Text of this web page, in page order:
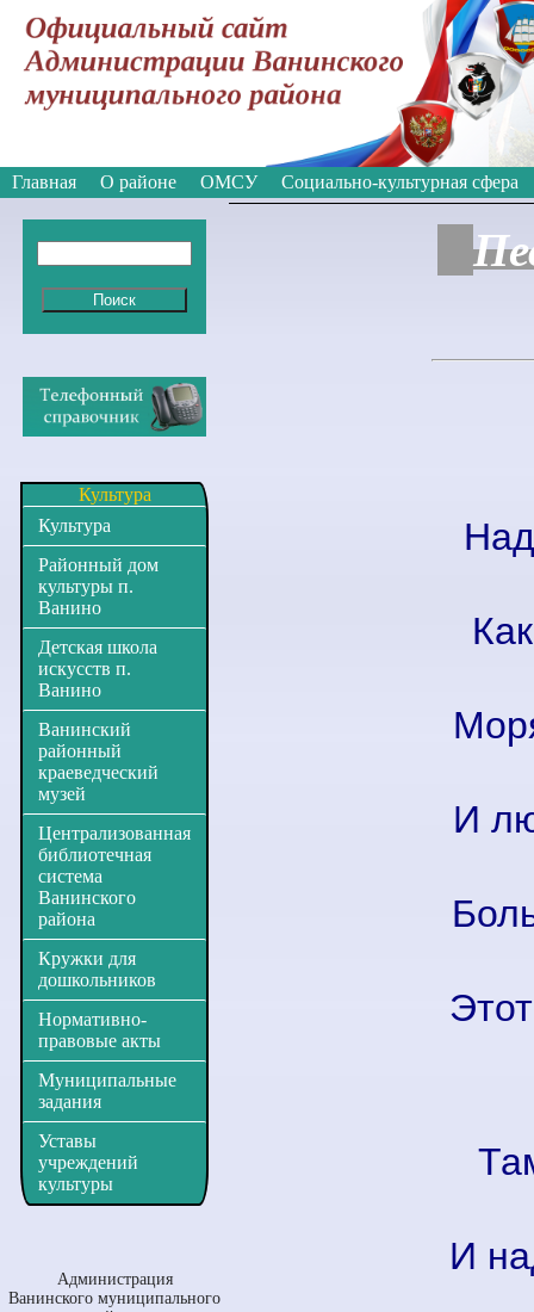
Версия для слабовидящих:
Главная О районе ОМСУ Социально-культурная сфера
Культура
Культура
Районный дом
культуры п.
Ванино
Детская школа
искусств п.
Ванино
Ванинский
районный
краеведческий
музей
Централизованная
библиотечная
система
Ванинского
района
Кружки для
дошкольников
Нормативно-
правовые акты
Муниципальные
задания
Уставы
учреждений
культуры
Администрация
Ванинского муниципального
И
И